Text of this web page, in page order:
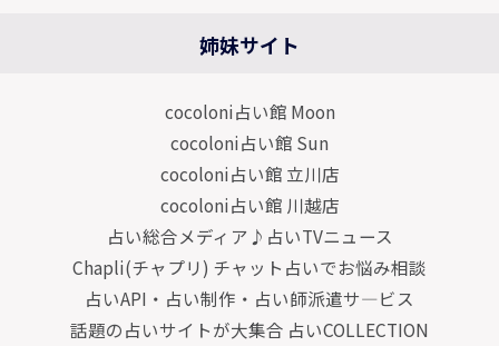
姉妹サイト
cocoloni占い館 Moon
cocoloni占い館 Sun
cocoloni占い館 立川店
cocoloni占い館 川越店
占い総合メディア♪占いTVニュース
Chapli(チャプリ) チャット占いでお悩み相談
占いAPI・占い制作・占い師派遣サ―ビス
話題の占いサイトが大集合 占いCOLLECTION